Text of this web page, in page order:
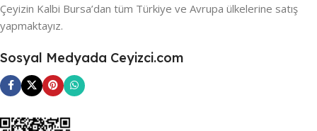
Çeyizin Kalbi Bursa’dan tüm Türkiye ve Avrupa ülkelerine satış
yapmaktayız.
Sosyal Medyada Ceyizci.com